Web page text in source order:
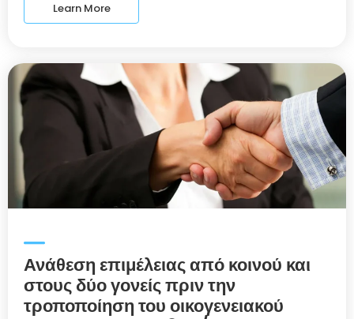
Learn More
Ανάθεση επιμέλειας από κοινού και
στους δύο γονείς πριν την
τροποποίηση του οικογενειακού